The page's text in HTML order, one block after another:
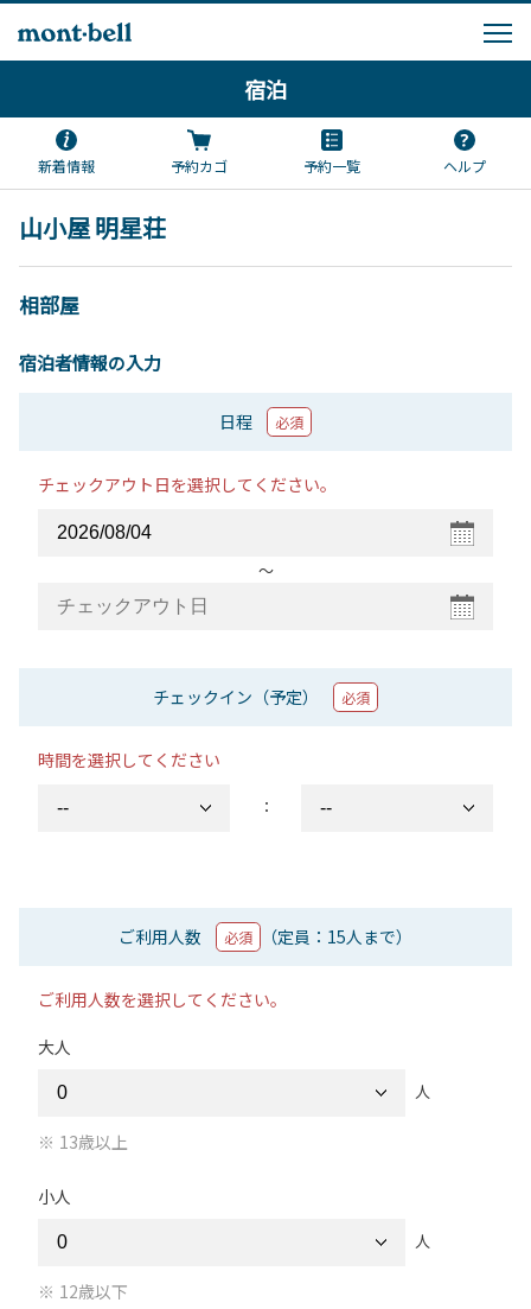
宿泊
新着情報 予約カゴ 予約一覧 ヘルプ
山小屋 明星荘
相部屋
宿泊者情報の入力
日程 必須
チェックアウト日を選択してください。
〜
チェックイン（予定） 必須
時間を選択してください
：
ご利用人数 必須 （定員：15人まで）
ご利用人数を選択してください。
大人
人
13歳以上
小人
人
12歳以下